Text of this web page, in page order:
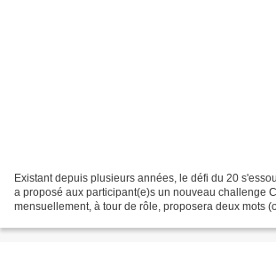
Existant depuis plusieurs années, le défi du 20
a proposé aux participant(e)s un nouveau challenge
mensuellement, à tour de rôle, proposera deux mots